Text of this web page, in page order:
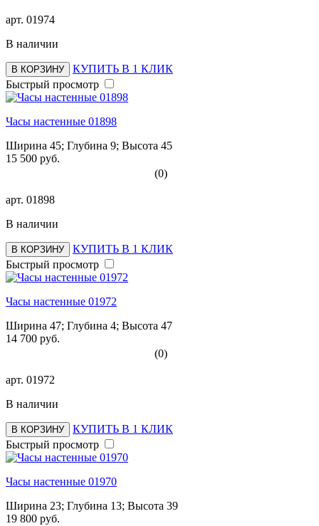
арт. 01974
В наличии
В КОРЗИНУ
КУПИТЬ В 1 КЛИК
Быстрый просмотр
Часы настенные 01898
Ширина 45; Глубина 9; Высота 45
15 500 руб.
(0)
арт. 01898
В наличии
В КОРЗИНУ
КУПИТЬ В 1 КЛИК
Быстрый просмотр
Часы настенные 01972
Ширина 47; Глубина 4; Высота 47
14 700 руб.
(0)
арт. 01972
В наличии
В КОРЗИНУ
КУПИТЬ В 1 КЛИК
Быстрый просмотр
Часы настенные 01970
Ширина 23; Глубина 13; Высота 39
19 800 руб.